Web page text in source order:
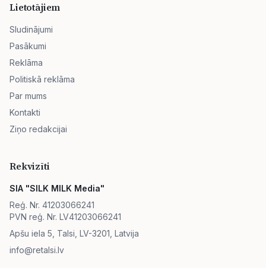
Lietotājiem
Sludinājumi
Pasākumi
Reklāma
Politiskā reklāma
Par mums
Kontakti
Ziņo redakcijai
Rekvizīti
SIA "SILK MILK Media"
Reģ. Nr. 41203066241
PVN reģ. Nr. LV41203066241
Apšu iela 5, Talsi, LV-3201, Latvija
info@retalsi.lv